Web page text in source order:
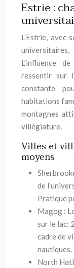
Estrie :
L’Estrie, avec
L’influence
ressentir sur
constante
habitations
montagnes
villégiature.
Villes et
moyens
de
Pratique
Magog :
sur le lac:
cadre de
nautiques.
North